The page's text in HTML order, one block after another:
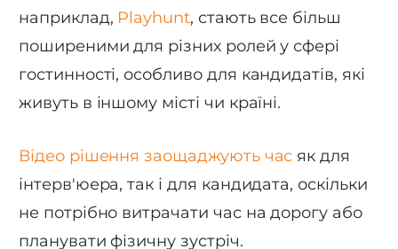
наприклад, Playhunt, стають все більш
поширеними для різних ролей у сфері
гостинності, особливо для кандидатів, які
живуть в іншому місті чи країні.
Відео рішення заощаджують час як для
інтерв'юера, так і для кандидата, оскільки
не потрібно витрачати час на дорогу або
планувати фізичну зустріч.